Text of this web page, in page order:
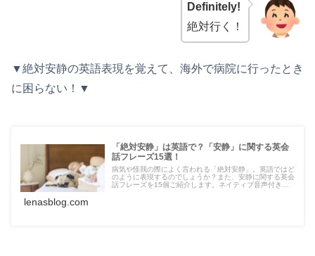
Definitely!
絶対行く！
▼絶対安静の英語表現を覚えて、海外で病院に行ったとき
に困らない！▼
「絶対安静」は英語で？「安静」に関する英会
話フレーズ15選！
病気や怪我の際によく言われる「絶対安静」。英語ではど
のように表現するのでしょうか？また、安静に関する英会
話フレーズを15個ご紹介します。ネイティブ音声付き
lenasblog.com